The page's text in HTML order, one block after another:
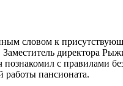
словом к
директора
с правилами
работы пансионата.